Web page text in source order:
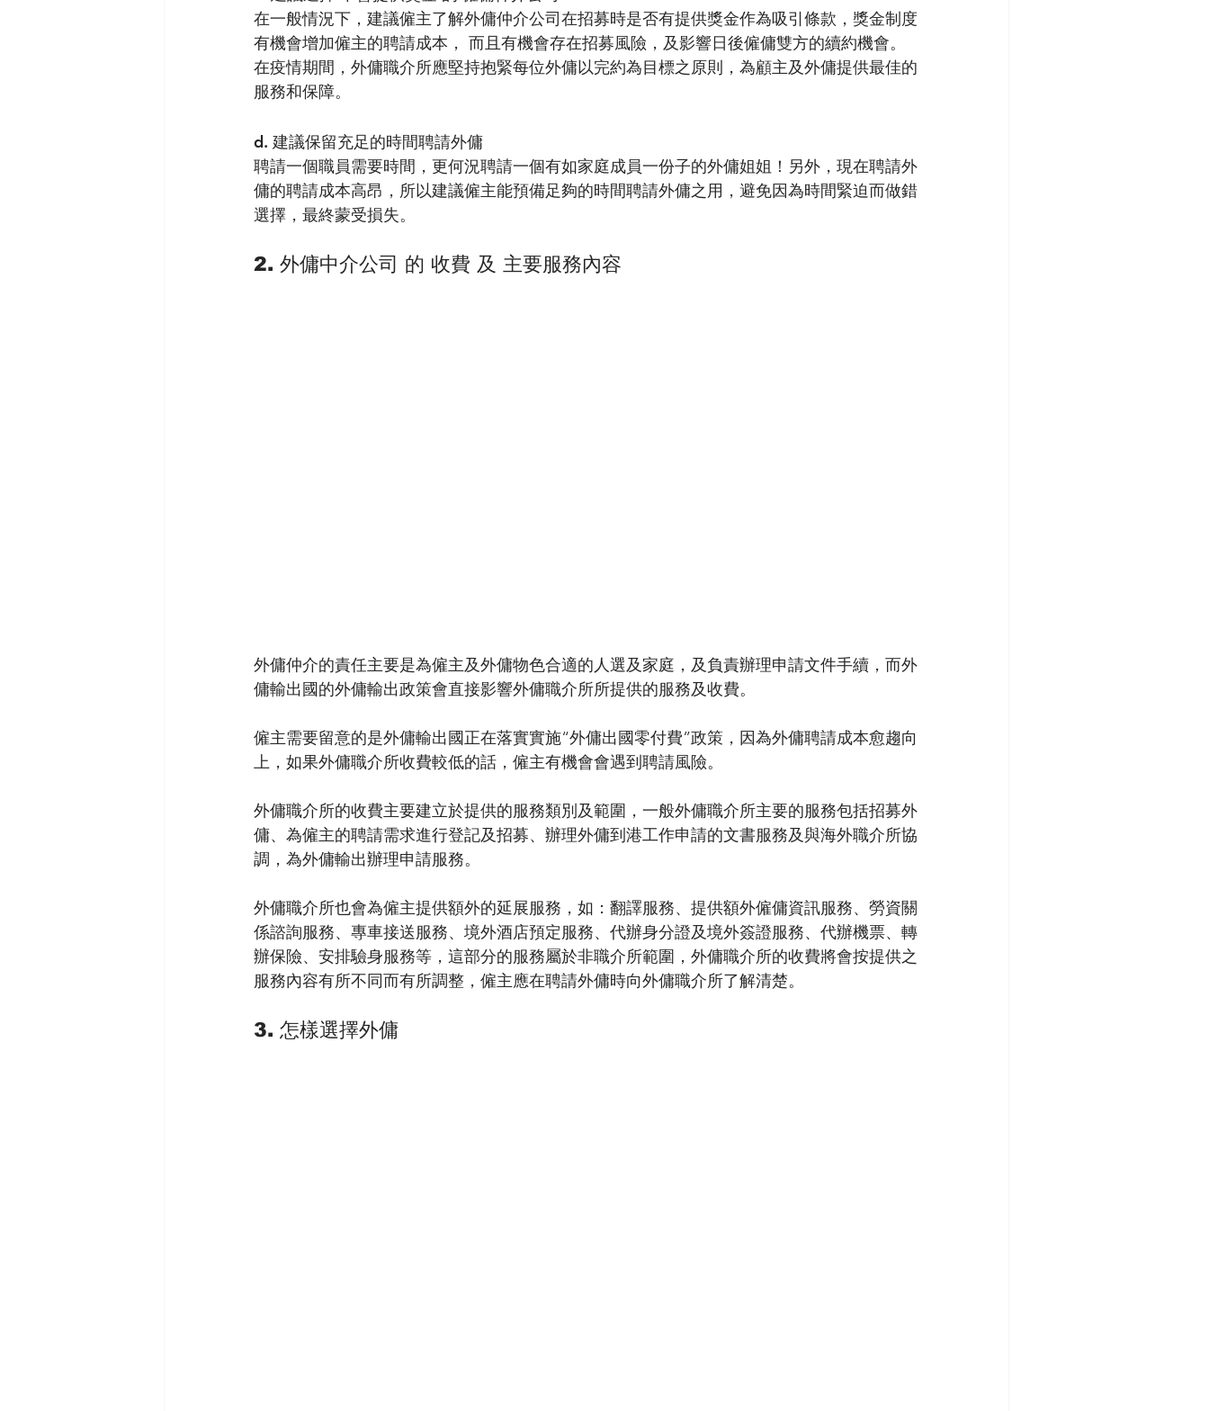
在一般情況下，建議僱主了解外傭仲介公司在招募時是否有提供獎金作為吸引條款，獎金制度
有機會增加僱主的聘請成本， 而且有機會存在招募風險，及影響日後僱傭雙方的續約機會。
在疫情期間，外傭職介所應堅持抱緊每位外傭以完約為目標之原則，為顧主及外傭提供最佳的
服務和保障。
d. 建議保留充足的時間聘請外傭
聘請一個職員需要時間，更何況聘請一個有如家庭成員一份子的外傭姐姐！另外，現在聘請外
傭的聘請成本高昂，所以建議僱主能預備足夠的時間聘請外傭之用，避免因為時間緊迫而做錯
選擇，最終蒙受損失。
2. 外傭中介公司 的 收費 及 主要服務內容
外傭仲介的責任主要是為僱主及外傭物色合適的人選及家庭，及負責辦理申請文件手續，而外
傭輸出國的外傭輸出政策會直接影響外傭職介所所提供的服務及收費。
僱主需要留意的是外傭輸出國正在落實實施“外傭出國零付費”政策，因為外傭聘請成本愈趨向
上，如果外傭職介所收費較低的話，僱主有機會會遇到聘請風險。
外傭職介所的收費主要建立於提供的服務類別及範圍，一般外傭職介所主要的服務包括招募外
傭、為僱主的聘請需求進行登記及招募、辦理外傭到港工作申請的文書服務及與海外職介所協
調，為外傭輸出辦理申請服務。
外傭職介所也會為僱主提供額外的延展服務，如：翻譯服務、提供額外僱傭資訊服務、勞資關
係諮詢服務、專車接送服務、境外酒店預定服務、代辦身分證及境外簽證服務、代辦機票、轉
辦保險、安排驗身服務等，這部分的服務屬於非職介所範圍，外傭職介所的收費將會按提供之
服務內容有所不同而有所調整，僱主應在聘請外傭時向外傭職介所了解清楚。
3. 怎樣選擇外傭